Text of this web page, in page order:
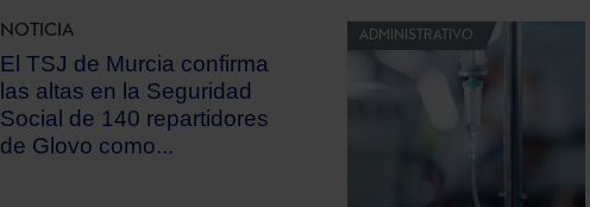
NOTICIA
El TSJ de Murcia confirma
las altas en la Seguridad
Social de 140 repartidores
de Glovo como...
ADMINISTRATIVO